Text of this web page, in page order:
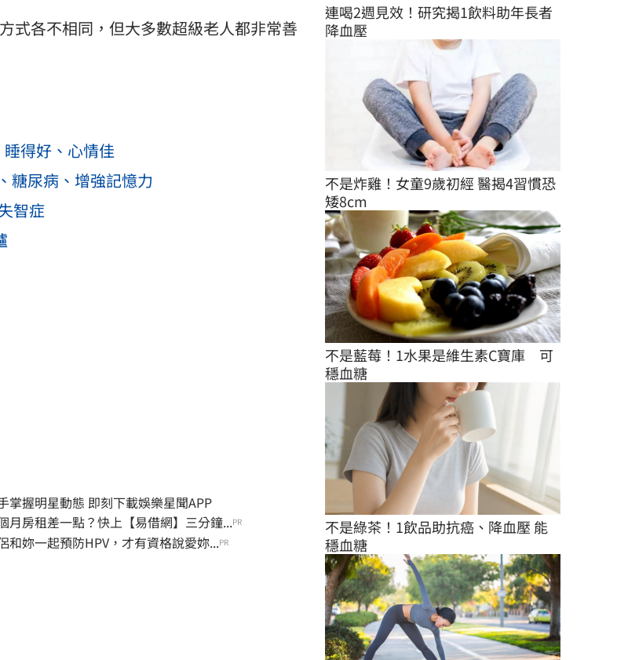
式各不相同，但大多數超級老人都非常善
睡得好、心情佳
糖尿病、增強記憶力
智症
一手掌握明星動態 即刻下載娛樂星聞APP
月房租差一點？快上【易借網】三分鐘...PR
和妳一起預防HPV，才有資格說愛妳...PR
連喝2週見效！研究揭1飲料助年長者
降血壓
不是炸雞！女童9歲初經 醫揭4習慣恐
矮8cm
不是藍莓！1水果是維生素C寶庫　可
穩血糖
不是綠茶！1飲品助抗癌、降血壓 能
穩血糖